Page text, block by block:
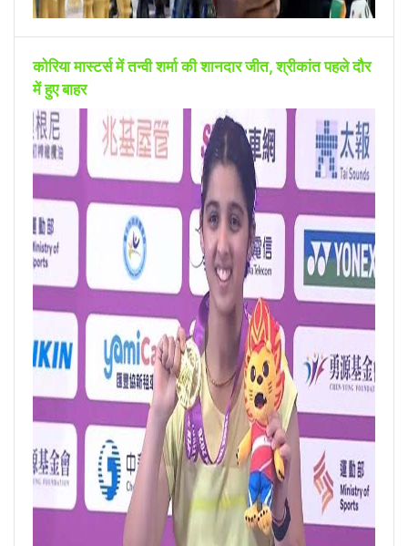
कोरिया मास्टर्स में तन्वी शर्मा की शानदार जीत, श्रीकांत पहले दौर
में हुए बाहर